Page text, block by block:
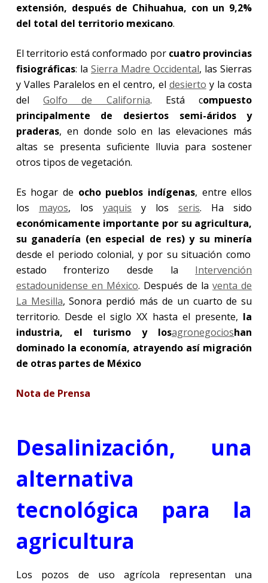
extensión, después de Chihuahua, con un 9,2%
del total del territorio mexicano.
El territorio está conformado por cuatro provincias
fisiográficas: la Sierra Madre Occidental, las Sierras
y Valles Paralelos en el centro, el desierto y la costa
delGolfo de California. Está compuesto
principalmente de desiertos semi-áridos y
praderas, en donde solo en las elevaciones más
altas se presenta suficiente lluvia para sostener
otros tipos de vegetación.
Es hogar de ocho pueblos indígenas, entre ellos
los mayos, los yaquis y losseris. Ha sido
económicamente importante por su agricultura,
su ganadería (en especial de res) y su minería
desde el periodo colonial, y por su situación como
estado fronterizo desde la Intervención
estadounidense en México. Después de laventa de
La Mesilla, Sonora perdió más de un cuarto de su
territorio. Desde el siglo XX hasta el presente, la
industria, el turismo y losagronegocioshan
dominado la economía, atrayendo así migración
de otras partes de México
Nota de Prensa
Desalinización, una
alternativa
tecnológica para la
agricultura
Los pozos de uso agrícola representan una